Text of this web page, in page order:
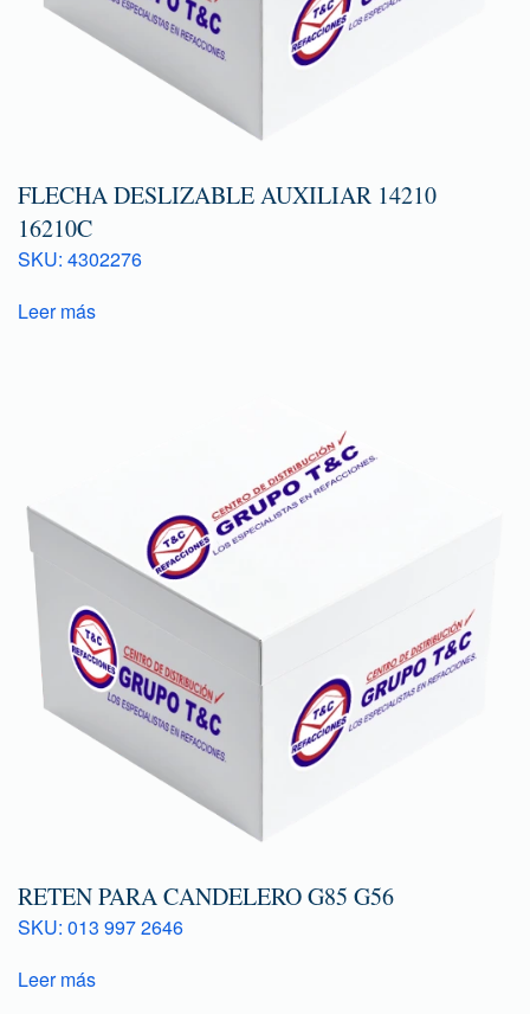
FLECHA DESLIZABLE AUXILIAR 14210
16210C
SKU: 4302276
Leer más
RETEN PARA CANDELERO G85 G56
SKU: 013 997 2646
Leer más